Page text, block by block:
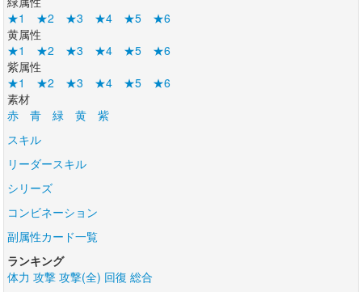
★1
★2 ★3 ★4 ★5
★6
黄属性
★1
★2 ★3 ★4 ★5
★6
紫属性
★1
★2 ★3 ★4 ★5
★6
素材
赤
青 緑 黄
紫
スキル
リーダースキル
シリーズ
コンビネーション
副属性カード一覧
ランキング
体力 攻撃 攻撃(全) 回復 総合